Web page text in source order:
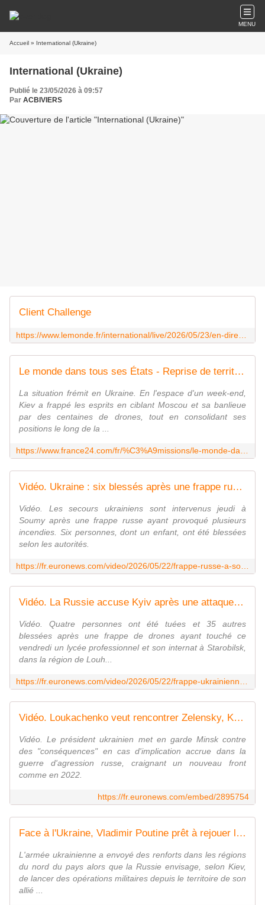
MENU
Accueil » International (Ukraine)
International (Ukraine)
Publié le 23/05/2026 à 09:57
Par ACBIVIERS
Client Challenge
Le monde dans tous ses États - Reprise de territoire, attaques sur la Russie : Ukraine, l'heure du réveil ?
La situation frémit en Ukraine. En l'espace d'un week-end,
Kiev a frappé les esprits en ciblant Moscou et sa banlieue
par des centaines de drones, tout en consolidant ses
positions le long de la ...
Vidéo. Ukraine : six blessés après une frappe russe à Soumy
Vidéo. Les secours ukrainiens sont intervenus jeudi à
Soumy après une frappe russe ayant provoqué plusieurs
incendies. Six personnes, dont un enfant, ont été blessées
selon les autorités.
Vidéo. La Russie accuse Kyiv après une attaque de drones à Louhansk
Vidéo. Quatre personnes ont été tuées et 35 autres
blessées après une frappe de drones ayant touché ce
vendredi un lycée professionnel et son internat à Starobilsk,
dans la région de Louh...
Vidéo. Loukachenko veut rencontrer Zelensky, Kyiv redoute une nouvelle offensive russe via le Bélarus
Vidéo. Le président ukrainien met en garde Minsk contre
des "conséquences" en cas d'implication accrue dans la
guerre d'agression russe, craignant un nouveau front
comme en 2022.
https://fr.euronews.com/embed/2895754
Face à l'Ukraine, Vladimir Poutine prêt à rejouer la carte biélorusse ?
L'armée ukrainienne a envoyé des renforts dans les régions
du nord du pays alors que la Russie envisage, selon Kiev,
de lancer des opérations militaires depuis le territoire de son
allié ...